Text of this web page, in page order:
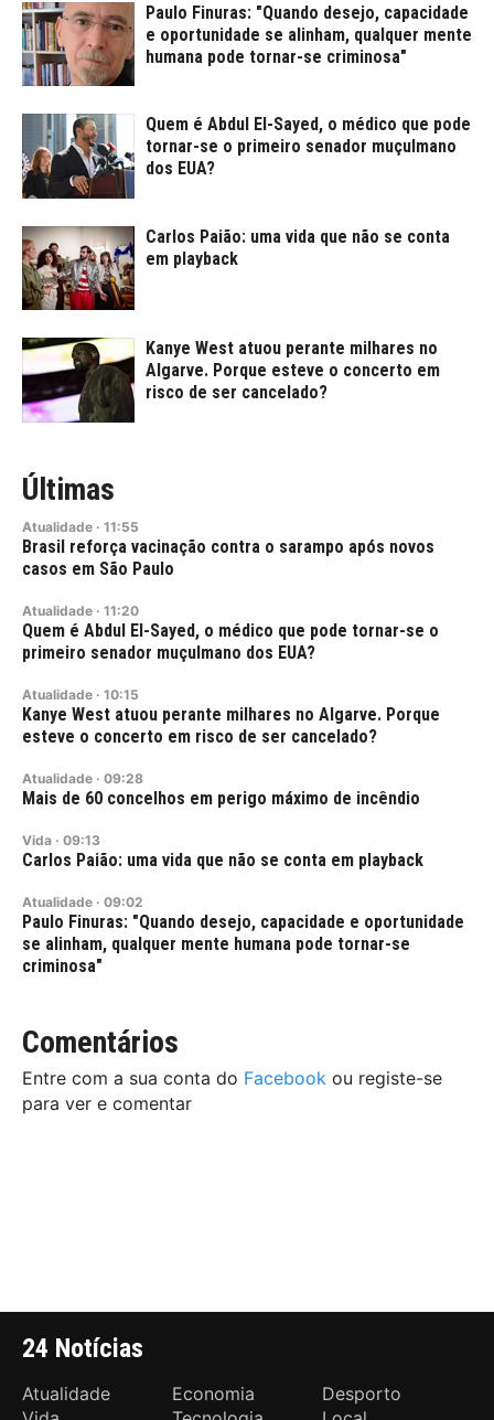
Paulo Finuras: "Quando desejo, capacidade
e oportunidade se alinham, qualquer mente
humana pode tornar-se criminosa"
Quem é Abdul El-Sayed, o médico que pode
tornar-se o primeiro senador muçulmano
dos EUA?
Carlos Paião: uma vida que não se conta
em playback
Kanye West atuou perante milhares no
Algarve. Porque esteve o concerto em
risco de ser cancelado?
Últimas
Atualidade · 11:55
Brasil reforça vacinação contra o sarampo após novos
casos em São Paulo
Atualidade · 11:20
Quem é Abdul El-Sayed, o médico que pode tornar-se o
primeiro senador muçulmano dos EUA?
Atualidade · 10:15
Kanye West atuou perante milhares no Algarve. Porque
esteve o concerto em risco de ser cancelado?
Atualidade · 09:28
Mais de 60 concelhos em perigo máximo de incêndio
Vida · 09:13
Carlos Paião: uma vida que não se conta em playback
Atualidade · 09:02
Paulo Finuras: "Quando desejo, capacidade e oportunidade
se alinham, qualquer mente humana pode tornar-se
criminosa"
Comentários
Entre com a sua conta do Facebook ou registe-se
para ver e comentar
24 Notícias
Atualidade Economia
Desporto